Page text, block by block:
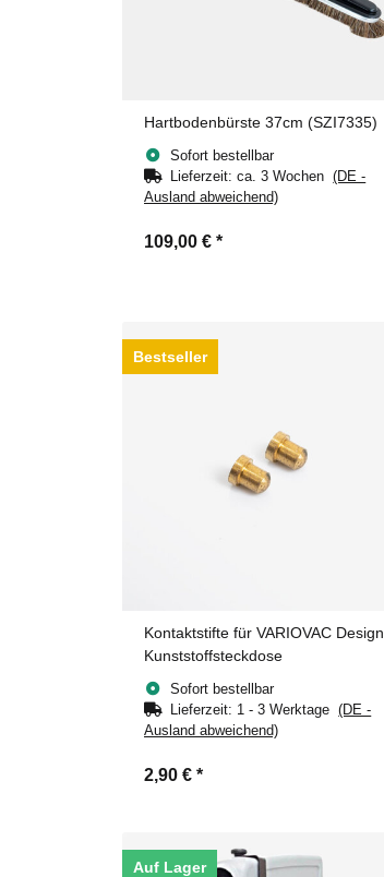
Hartbodenbürste 37cm (SZI7335)
Sofort bestellbar
Lieferzeit:ca. 3 Wochen(DE -
Ausland abweichend)
109,00 € *
Bestseller
Kontaktstifte für VARIOVAC Design
Kunststoffsteckdose
Sofort bestellbar
Lieferzeit: 1 - 3 Werktage(DE -
Ausland abweichend)
2,90 € *
Auf Lager